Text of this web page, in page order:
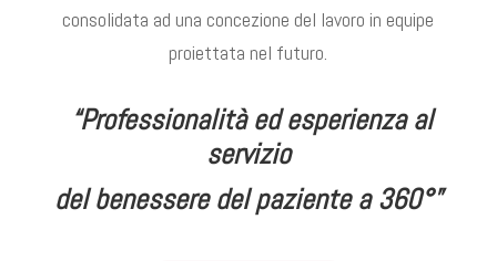
consolidata ad una concezione del lavoro in equipe
proiettata nel futuro.
“Professionalità ed esperienza al
servizio
del benessere del paziente a 360°”